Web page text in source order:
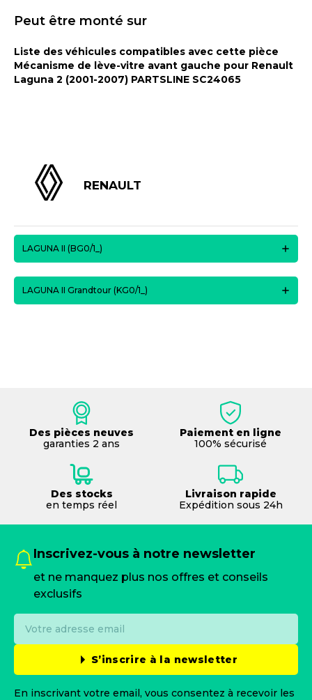
Peut être monté sur
Liste des véhicules compatibles avec cette pièce
Mécanisme de lève-vitre avant gauche pour Renault
Laguna 2 (2001-2007) PARTSLINE SC24065
RENAULT
LAGUNA II (BG0/1_)
LAGUNA II Grandtour (KG0/1_)
Des pièces neuves
garanties 2 ans
Paiement en ligne
100% sécurisé
Des stocks
en temps réel
Livraison rapide
Expédition sous 24h
Inscrivez-vous à notre newsletter
et ne manquez plus nos offres et conseils
exclusifs
S’inscrire à la newsletter
En inscrivant votre email, vous consentez à recevoir les